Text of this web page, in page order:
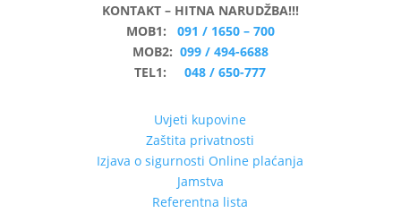
KONTAKT – HITNA NARUDŽBA!!!
MOB1: 091 / 1650 – 700
MOB2: 099 / 494-6688
TEL1:048 / 650-777
Uvjeti kupovine
Zaštita privatnosti
Izjava o sigurnosti Online plaćanja
Jamstva
Referentna lista